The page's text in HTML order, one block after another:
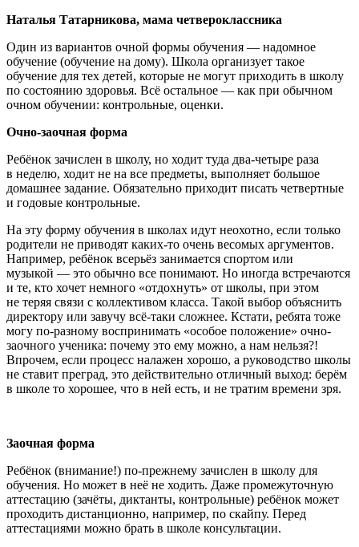
Наталья Татарникова, мама четвероклассника
Один из вариантов очной формы обучения — надомное
обучение (обучение на дому). Школа организует такое
обучение для тех детей, которые не могут приходить в школу
по состоянию здоровья. Всё остальное — как при обычном
очном обучении: контрольные, оценки.
Очно-заочная форма
Ребёнок зачислен в школу, но ходит туда два-четыре раза
в неделю, ходит не на все предметы, выполняет большое
домашнее задание. Обязательно приходит писать четвертные
и годовые контрольные.
На эту форму обучения в школах идут неохотно, если только
родители не приводят каких-то очень весомых аргументов.
Например, ребёнок всерьёз занимается спортом или
музыкой — это обычно все понимают. Но иногда встречаются
и те, кто хочет немного «отдохнуть» от школы, при этом
не теряя связи с коллективом класса. Такой выбор объяснить
директору или завучу всё-таки сложнее. Кстати, ребята тоже
могу по-разному воспринимать «особое положение» очно-
заочного ученика: почему это ему можно, а нам нельзя?!
Впрочем, если процесс налажен хорошо, а руководство школы
не ставит преград, это действительно отличный выход: берём
в школе то хорошее, что в ней есть, и не тратим времени зря.
Заочная форма
Ребёнок (внимание!) по-прежнему зачислен в школу для
обучения. Но может в неё не ходить. Даже промежуточную
аттестацию (зачёты, диктанты, контрольные) ребёнок может
проходить дистанционно, например, по скайпу. Перед
аттестациями можно брать в школе консультации.